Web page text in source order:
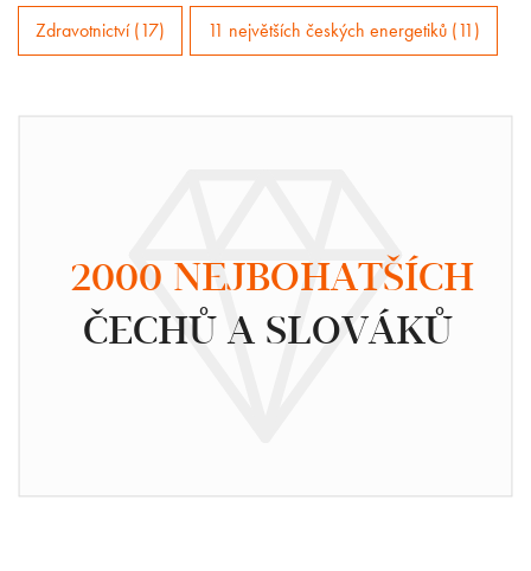
Zdravotnictví (17) 11 největších českých energetiků (11)
2000 NEJBOHATŠÍCH
ČECHŮ A SLOVÁKŮ